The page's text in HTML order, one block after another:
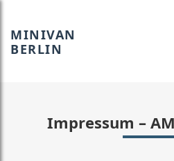
MINIVAN
BERLIN
Impressum –